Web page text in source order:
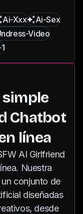
Ai-Xxx
Ai-Sex
Video
simple
Chatbot
línea
AI Girlfriend
Nuestra
conjunto de
diseñadas
desde